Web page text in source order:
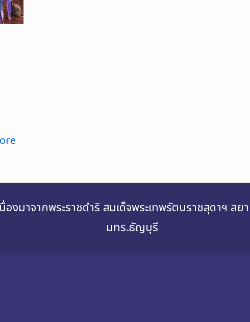
มาจากพระราชดำริ สมเด็จพระเทพรัตนราชสุดาฯ สย
มทร.ธัญบุรี